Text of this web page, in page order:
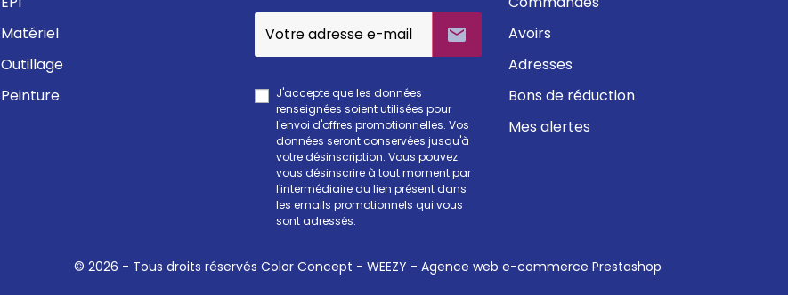
Matériel
Outillage
Peinture

J'accepte que les données
renseignées soient utilisées pour
l'envoi d'offres promotionnelles. Vos
données seront conservées jusqu'à
votre désinscription. Vous pouvez
vous désinscrire à tout moment par
l'intermédiaire du lien présent dans
les emails promotionnels qui vous
sont adressés.
Avoirs
Adresses
Bons de réduction
Mes alertes
© 2026 - Tous droits réservés Color Concept - WEEZY - Agence web e-commerce Prestashop